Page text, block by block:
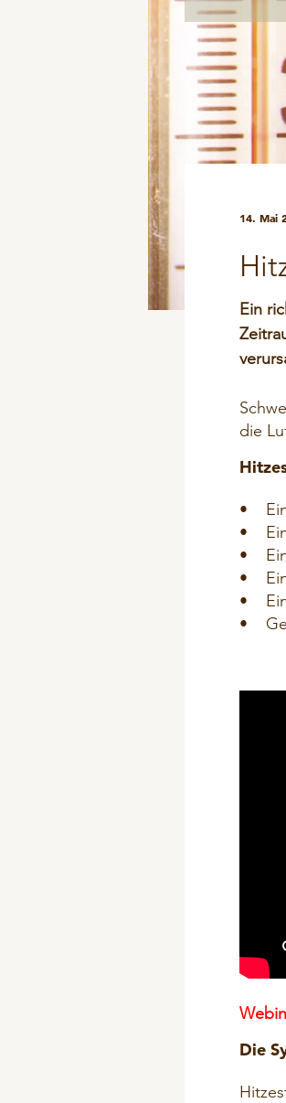
Hygiene
Klauen -
50 Jahre Vilomix
14. Mai
Ein
die
•
•
•
•
•
•
Die